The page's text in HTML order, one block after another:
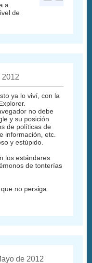
a
de
2012
ya lo viví, con la
no debe
y su posición
de políticas de
información, etc.
y estúpido.
los estándares
de tonterías
no persiga
de 2012